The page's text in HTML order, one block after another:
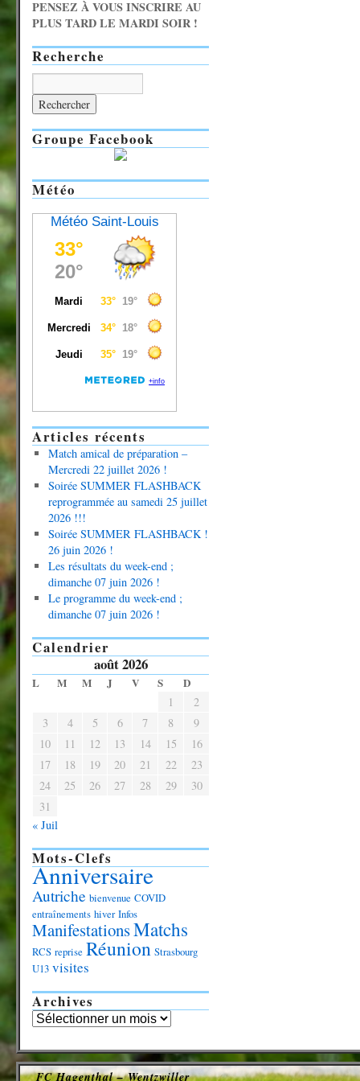
PENSEZ À VOUS INSCRIRE AU
PLUS TARD LE MARDI SOIR !
Recherche
Groupe Facebook
Météo
Météo Saint-Louis
Articles récents
Match amical de préparation –
Mercredi 22 juillet 2026 !
Soirée SUMMER FLASHBACK
reprogrammée au samedi 25 juillet
2026 !!!
Soirée SUMMER FLASHBACK !
26 juin 2026 !
Les résultats du week-end ;
dimanche 07 juin 2026 !
Le programme du week-end ;
dimanche 07 juin 2026 !
Calendrier
août 2026
L M M J V S D
1
2
3
4 5 6 7 8
9
10
11 12 13 14 15
16
17
18 19 20 21 22
23
24
25 26 27 28 29
30
31
« Juil
Mots-Clefs
Anniversaire
Autriche bienvenue COVID
entraînements hiver Infos
ManifestationsMatchs
RCS reprise Réunion Strasbourg
U13 visites
Archives
FC Hagenthal – Wentzwiller